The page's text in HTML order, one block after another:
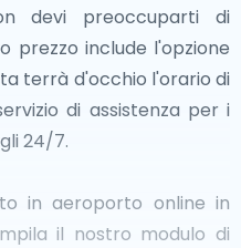
devi preoccuparti di
prezzo include l'opzione
terrà d'occhio l'orario di
di assistenza per i
24/7.
in aeroporto online in
il nostro modulo di